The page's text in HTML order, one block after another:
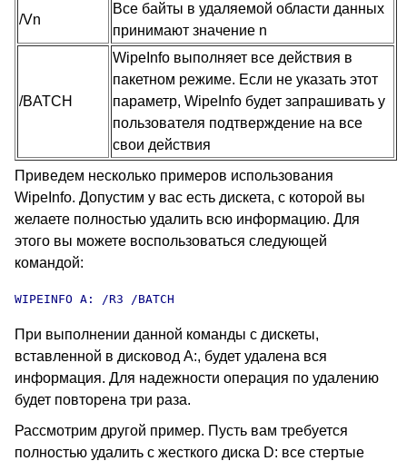
/Vn
Все байты в удаляемой области данных
принимают значение n
/BATCH
WipeInfo выполняет все действия в
пакетном режиме. Если не указать этот
параметр, WipeInfo будет запрашивать у
пользователя подтверждение на все
свои действия
Приведем несколько примеров использования
WipeInfo. Допустим у вас есть дискета, с которой вы
желаете полностью удалить всю информацию. Для
этого вы можете воспользоваться следующей
командой:
WIPEINFO A: /R3 /BATCH
При выполнении данной команды с дискеты,
вставленной в дисковод A:, будет удалена вся
информация. Для надежности операция по удалению
будет повторена три раза.
Рассмотрим другой пример. Пусть вам требуется
полностью удалить с жесткого диска D: все стертые